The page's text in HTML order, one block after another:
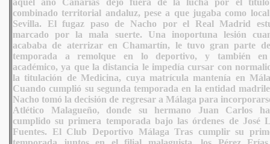
aquel año Canarias dejó fuera de la lucha por el
combinado territorial andaluz, pese a que jugaba como
Sevilla. El fugaz paso de Nacho por el Real Madrid
marcado por la mala suerte. Una inoportuna lesión
acababa de aterrizar en Chamartín, le tuvo gran parte
temporada a remolque en lo deportivo, y también
académico, ya que la distancia le impedía cursar con
la titulación de Medicina, cuya matrícula mantenía en
Cuando cumplió su segunda temporada en la entidad
Nacho tomó la decisión de regresar a Málaga para
Atlético Malagueño, donde su hermano Juan Carlos
cumplido su primera temporada bajo las órdenes de José
Fuentes. El Club Deportivo Málaga Tras cumplir su